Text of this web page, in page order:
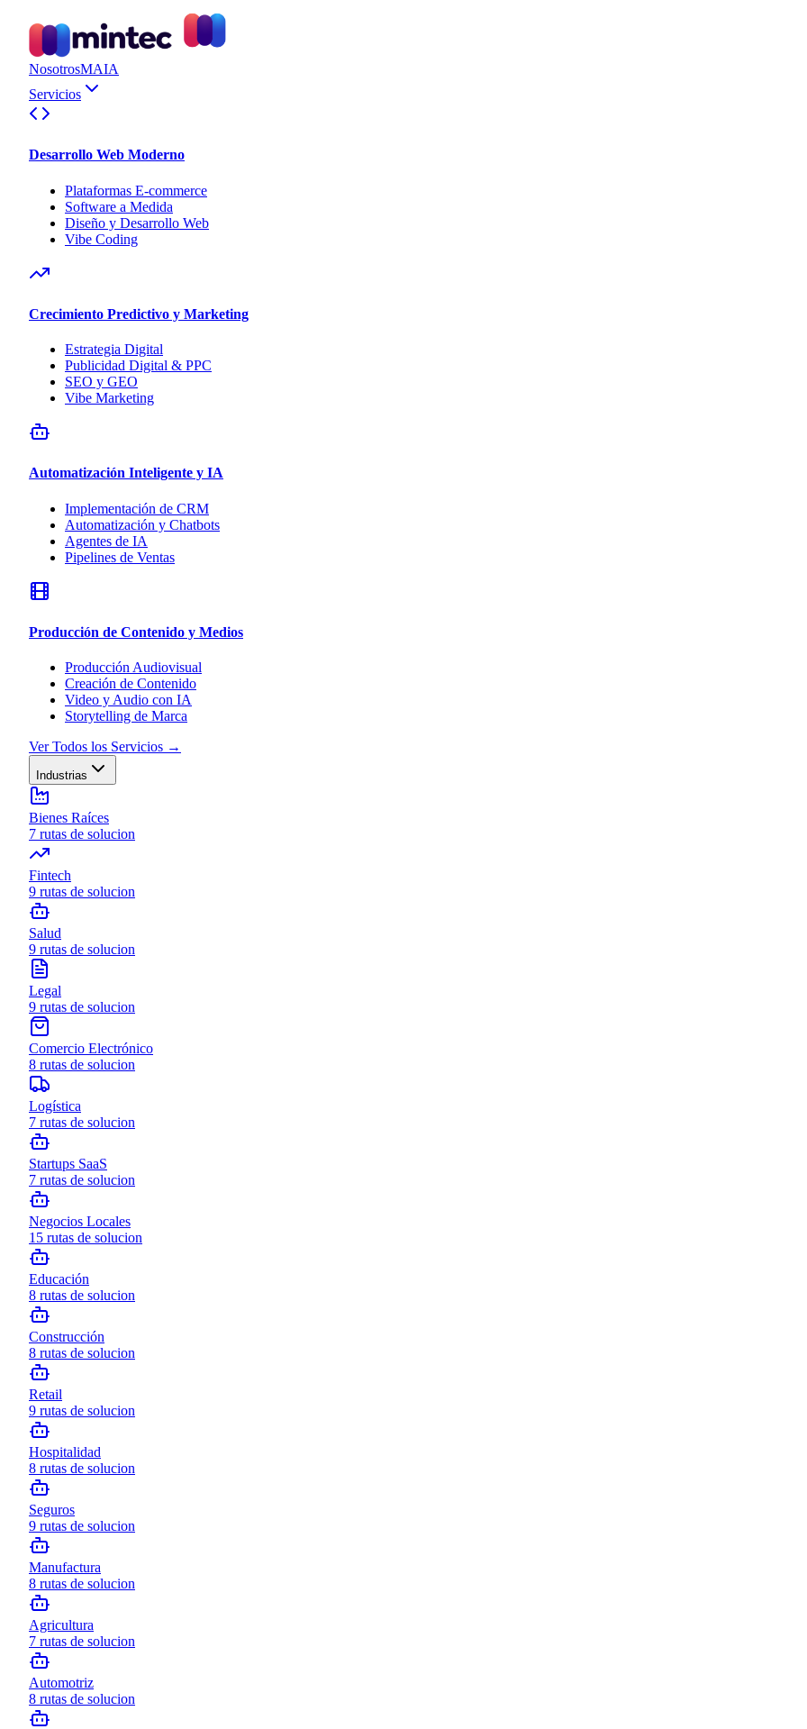
NosotrosMAIA
Servicios
Desarrollo Web Moderno
Plataformas E-commerce
Software a Medida
Diseño y Desarrollo Web
Vibe Coding
Crecimiento Predictivo y Marketing
Estrategia Digital
Publicidad Digital & PPC
SEO y GEO
Vibe Marketing
Automatización Inteligente y IA
Implementación de CRM
Automatización y Chatbots
Agentes de IA
Pipelines de Ventas
Producción de Contenido y Medios
Producción Audiovisual
Creación de Contenido
Video y Audio con IA
Storytelling de Marca
Ver Todos los Servicios →
Industrias
Bienes Raíces
7 rutas de solucion
Fintech
9 rutas de solucion
Salud
9 rutas de solucion
Legal
9 rutas de solucion
Comercio Electrónico
8 rutas de solucion
Logística
7 rutas de solucion
Startups SaaS
7 rutas de solucion
Negocios Locales
15 rutas de solucion
Educación
8 rutas de solucion
Construcción
8 rutas de solucion
Retail
9 rutas de solucion
Hospitalidad
8 rutas de solucion
Seguros
9 rutas de solucion
Manufactura
8 rutas de solucion
Agricultura
7 rutas de solucion
Automotriz
8 rutas de solucion